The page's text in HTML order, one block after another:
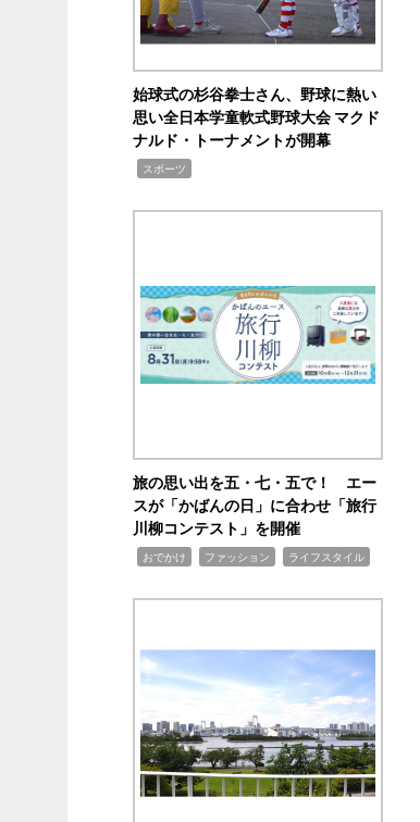
始球式の杉谷拳士さん、野球に熱い
思い全日本学童軟式野球大会 マクド
ナルド・トーナメントが開幕
スポーツ
旅の思い出を五・七・五で！ エー
スが「かばんの日」に合わせ「旅行
川柳コンテスト」を開催
おでかけ ファッション ライフスタイル